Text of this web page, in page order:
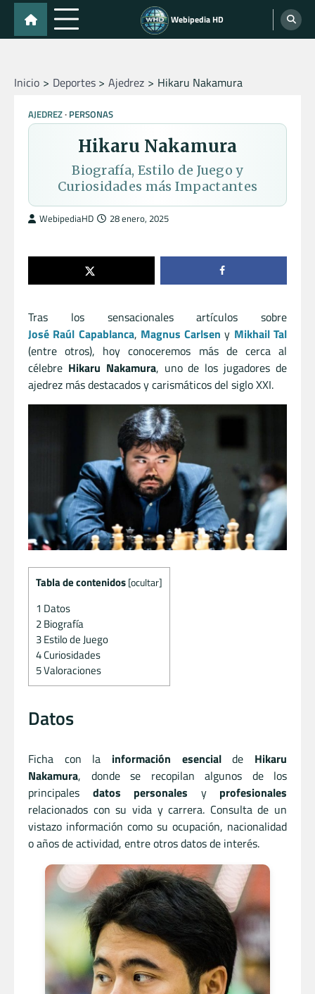
Skip
content
Webipedia HD
Inicio Deportes Ajedrez Hikaru Nakamura
AJEDREZ PERSONAS
Hikaru Nakamura
Biografía, Estilo de Juego y
Curiosidades más Impactantes
WebipediaHD 28 enero, 2025
Tras los sensacionales artículos sobre
José Raúl Capablanca, Magnus Carlsen y Mikhail Tal
(entre otros), hoy conoceremos más de cerca al
célebre Hikaru Nakamura, uno de los jugadores de
ajedrez más destacados y carismáticos del siglo XXI.
Tabla de contenidos [ocultar]
1 Datos
2Biografía
3Estilo de Juego
4Curiosidades
5Valoraciones
Datos
Ficha con la información esencialde Hikaru
Nakamura, donde se recopilan algunos de los
principales datos personales y profesionales
relacionados con su vida y carrera. Consulta de un
vistazo información como su ocupación, nacionalidad
o años de actividad, entre otros datos de interés.